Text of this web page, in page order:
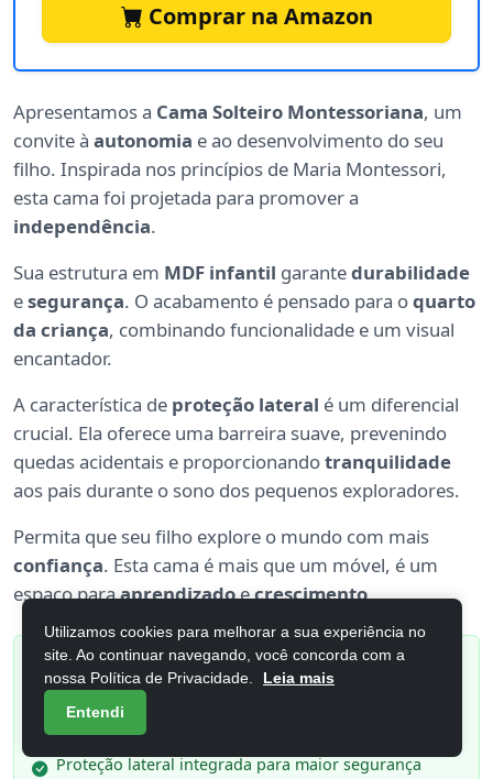
Comprar na Amazon
Apresentamos a Cama Solteiro Montessoriana, um
convite à autonomia e ao desenvolvimento do seu
filho. Inspirada nos princípios de Maria Montessori,
esta cama foi projetada para promover a
independência.
Sua estrutura em MDF infantil garantedurabilidade
esegurança. O acabamento é pensado para oquarto
da criança, combinando funcionalidade e um visual
encantador.
A característica de proteção lateral é um diferencial
crucial. Ela oferece uma barreira suave, prevenindo
quedas acidentais e proporcionandotranquilidade
aos pais durante o sono dos pequenos exploradores.
Permita que seu filho explore o mundo com mais
confiança. Esta cama é mais que um móvel, é um
espaço paraaprendizadoecrescimento.
Pontos Positivos
Design montessoriano que estimula a autonomia da
criança.
Proteção lateral integrada para maior segurança
Utilizamos cookies para melhorar a sua experiência no
site. Ao continuar navegando, você concorda com a
nossa Política de Privacidade.
Leia mais
Entendi